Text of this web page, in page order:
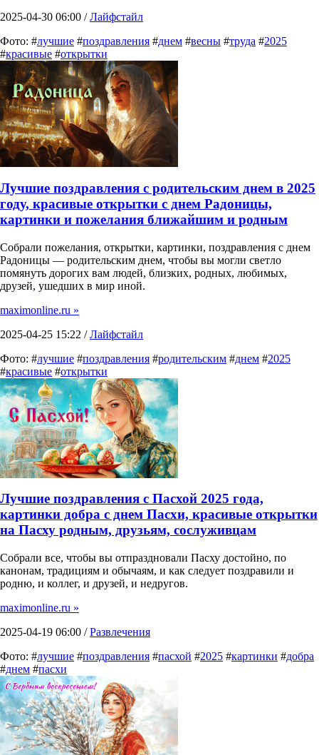
2025-04-30 06:00 /Лайфстайл
Фото: #лучшие #поздравления #днем #весны #труда #2025
#красивые #открытки
Лучшие поздравления с родительским днем в 2025
году, красивые открытки с днем Радоницы,
картинки и пожелания ближайшим и родным
Собрали пожелания, открытки, картинки, поздравления с днем
Радоницы — родительским днем, чтобы вы могли светло
помянуть дорогих вам людей, близких, родных, любимых,
друзей, ушедших в мир иной.
maximonline.ru »
2025-04-25 15:22 /Лайфстайл
Фото: #лучшие #поздравления #родительским #днем #2025
#красивые #открытки
Лучшие поздравления с Пасхой 2025 года,
картинки добра с днем Пасхи, красивые открытки
на Пасху родным, друзьям, сослуживцам
Собрали все, чтобы вы отпраздновали Пасху достойно, по
канонам, традициям и обычаям, и как следует поздравили и
родню, и коллег, и друзей, и недругов.
maximonline.ru »
2025-04-19 06:00 /Развлечения
Фото: #лучшие #поздравления #пасхой #2025 #картинки #добра
#днем #пасхи